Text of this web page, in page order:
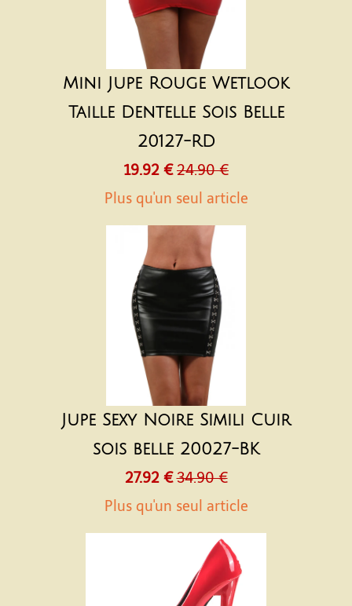
Mini Jupe Rouge Wetlook
Taille Dentelle Sois Belle
20127-RD
19.92 € 24.90 €
Plus qu'un seul article
Jupe Sexy Noire Simili Cuir
sois belle 20027-BK
27.92 € 34.90 €
Plus qu'un seul article